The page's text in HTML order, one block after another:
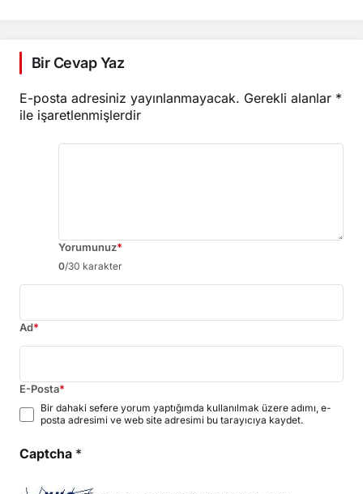
Bir Cevap Yaz
E-posta adresiniz yayınlanmayacak. Gerekli alanlar *
ile işaretlenmişlerdir
Yorumunuz*
0/30 karakter
Ad*
E-Posta*
Bir dahaki sefere yorum yaptığımda kullanılmak üzere adımı, e-
posta adresimi ve web site adresimi bu tarayıcıya kaydet.
Captcha *